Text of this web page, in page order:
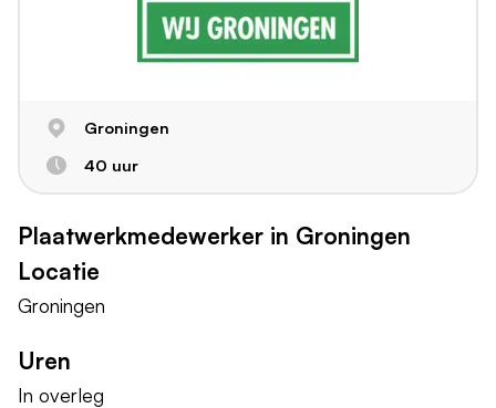
Groningen
40 uur
Plaatwerkmedewerker in Groningen
Locatie
Groningen
Uren
In overleg